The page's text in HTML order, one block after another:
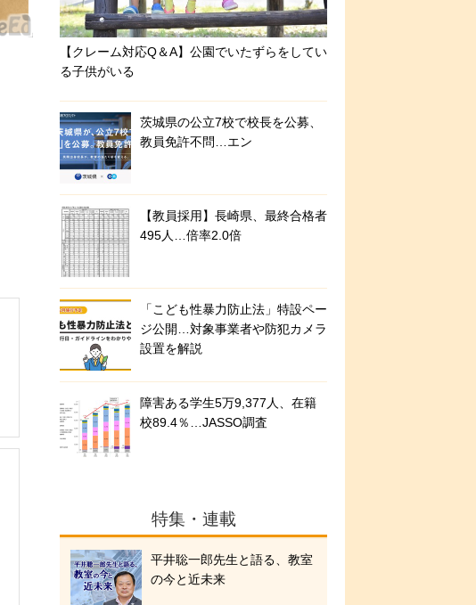
【クレーム対応Q＆A】公園でいたずらをしてい
る子供がいる
茨城県の公立7校で校長を公募、
教員免許不問…エン
【教員採用】長崎県、最終合格者
495人…倍率2.0倍
「こども性暴力防止法」特設ペー
ジ公開…対象事業者や防犯カメラ
設置を解説
障害ある学生5万9,377人、在籍
校89.4％…JASSO調査
特集・連載
平井聡一郎先生と語る、教室
の今と近未来